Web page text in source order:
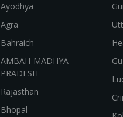
Ayodhya
Agra
Bahraich
AMBAH-MADHYA
PRADESH
Rajasthan
Bhopal